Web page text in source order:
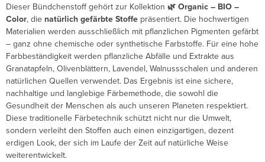
Dieser Bündchenstoff gehört zur Kollektion 🌿 Organic – BIO –
Color, die natürlich gefärbte Stoffe präsentiert. Die hochwertigen
Materialien werden ausschließlich mit pflanzlichen Pigmenten gefärbt
– ganz ohne chemische oder synthetische Farbstoffe. Für eine hohe
Farbbeständigkeit werden pflanzliche Abfälle und Extrakte aus
Granatapfeln, Olivenblättern, Lavendel, Walnussschalen und anderen
natürlichen Quellen verwendet. Das Ergebnis ist eine sichere,
nachhaltige und langlebige Färbemethode, die sowohl die
Gesundheit der Menschen als auch unseren Planeten respektiert.
Diese traditionelle Färbetechnik schützt nicht nur die Umwelt,
sondern verleiht den Stoffen auch einen einzigartigen, dezent
erdigen Look, der sich im Laufe der Zeit auf natürliche Weise
weiterentwickelt.